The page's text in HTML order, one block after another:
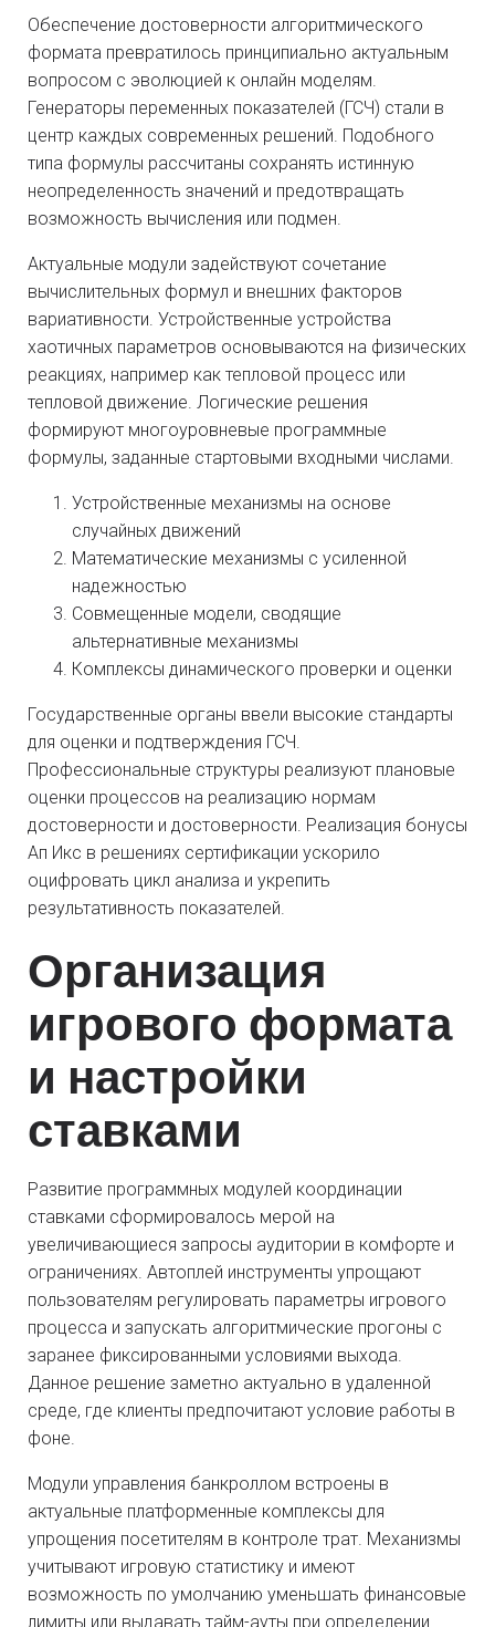
Обеспечение достоверности алгоритмического
формата превратилось принципиально актуальным
вопросом с эволюцией к онлайн моделям.
Генераторы переменных показателей (ГСЧ) стали в
центр каждых современных решений. Подобного
типа формулы рассчитаны сохранять истинную
неопределенность значений и предотвращать
возможность вычисления или подмен.
Актуальные модули задействуют сочетание
вычислительных формул и внешних факторов
вариативности. Устройственные устройства
хаотичных параметров основываются на физических
реакциях, например как тепловой процесс или
тепловой движение. Логические решения
формируют многоуровневые программные
формулы, заданные стартовыми входными числами.
Устройственные механизмы на основе
случайных движений
Математические механизмы с усиленной
надежностью
Совмещенные модели, сводящие
альтернативные механизмы
Комплексы динамического проверки и оценки
Государственные органы ввели высокие стандарты
для оценки и подтверждения ГСЧ.
Профессиональные структуры реализуют плановые
оценки процессов на реализацию нормам
достоверности и достоверности. Реализация бонусы
Ап Икс в решениях сертификации ускорило
оцифровать цикл анализа и укрепить
результативность показателей.
Организация
игрового формата
и настройки
ставками
Развитие программных модулей координации
ставками сформировалось мерой на
увеличивающиеся запросы аудитории в комфорте и
ограничениях. Автоплей инструменты упрощают
пользователям регулировать параметры игрового
процесса и запускать алгоритмические прогоны с
заранее фиксированными условиями выхода.
Данное решение заметно актуально в удаленной
среде, где клиенты предпочитают условие работы в
фоне.
Модули управления банкроллом встроены в
актуальные платформенные комплексы для
упрощения посетителям в контроле трат. Механизмы
учитывают игровую статистику и имеют
возможность по умолчанию уменьшать финансовые
лимиты или выдавать тайм-ауты при определении